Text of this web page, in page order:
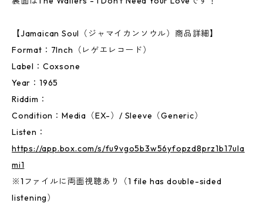
【Jamaican Soul（ジャマイカンソウル）商品詳細】
Format：7Inch（レゲエレコード）
Label：Coxsone
Year：1965
Riddim：
Condition：Media（EX-）/ Sleeve（Generic）
Listen：
https://app.box.com/s/fu9vgo5b3w56yfopzd8prz1b17ula
mi1
※1ファイルに両面視聴あり（1 file has double-sided
listening）